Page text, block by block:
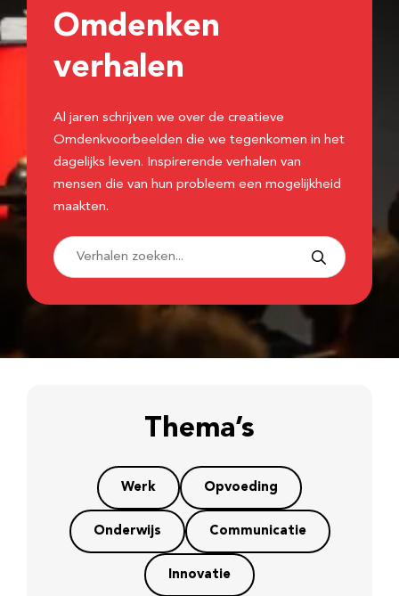
Omdenken
verhalen
Al jaren schrijven we over de creatieve
Omdenkvoorbeelden die we tegenkomen in het
dagelijks leven. Inspirerende verhalen van
mensen die van hun probleem een mogelijkheid
maakten.
Thema’s
Werk Opvoeding
Onderwijs Communicatie
Innovatie